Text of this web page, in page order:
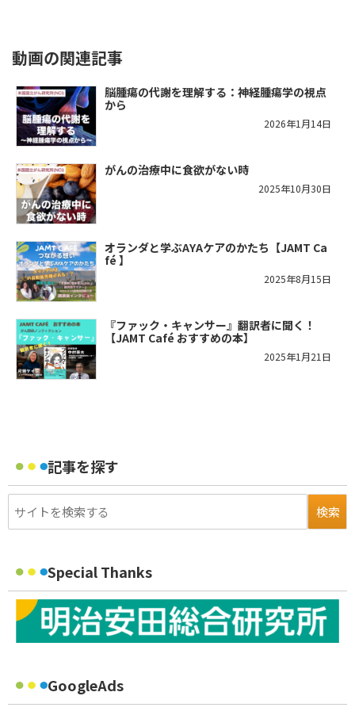
動画の関連記事
脳腫瘍の代謝を理解する：神経腫瘍学の視点
から
2026年1月14日
がんの治療中に食欲がない時
2025年10月30日
オランダと学ぶAYAケアのかたち【JAMT Ca
fé 】
2025年8月15日
『ファック・キャンサー』翻訳者に聞く！
【JAMT Café おすすめの本】
2025年1月21日
記事を探す
Special Thanks
GoogleAds